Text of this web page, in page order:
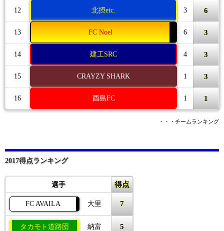
12 北摂etc. 3 6
13 FC Noel 6 3
14 建工SRC 4 3
15 CRAYZY SHARK 1 3
16 酉島FC 1 1
・・・チームランキング
2017得点ランキング
選手 得点
FC AVAILA 大里 7
タカモト道路団 納富 5